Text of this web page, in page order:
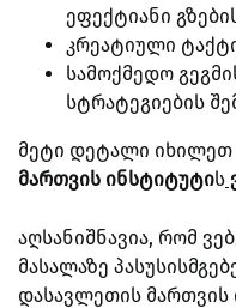
ეფექტიანი
კრეატიული
სამოქმედო
სტრატეგიების
მეტი დეტალი იხილეთ
მართვის ინსტიტუტის
აღსანიშნავია, რომ
მასალაზე
დასავლეთის მართვის